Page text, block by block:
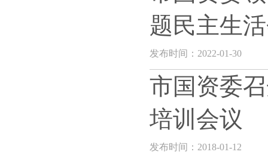
题民主生
发布时间：2022-01-30
市国资委
培训会议
发布时间：2018-01-12